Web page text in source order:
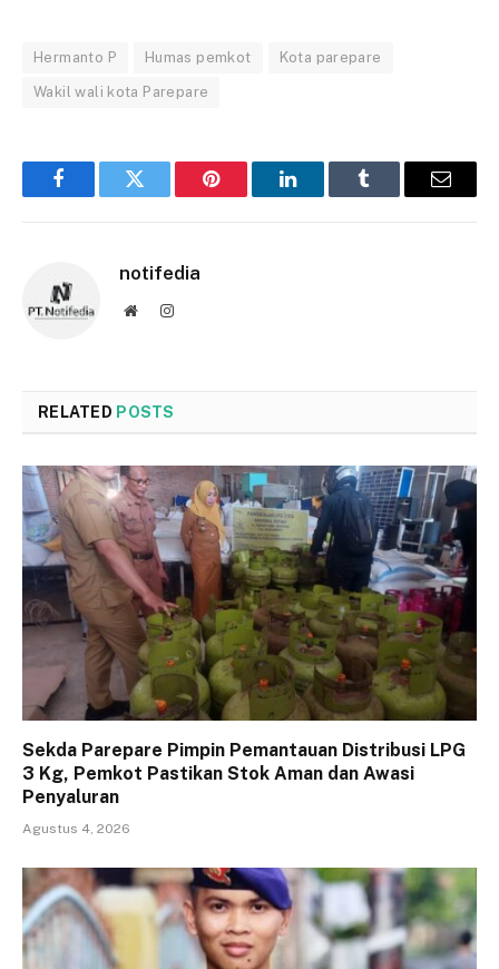
Hermanto P Humas pemkot Kota parepare
Wakil wali kota Parepare
FacebookTwitter Pinterest LinkedInTumblr Email
notifedia
WebsiteInstagram
RELATED POSTS
Sekda Parepare Pimpin Pemantauan Distribusi LPG
3 Kg, Pemkot Pastikan Stok Aman dan Awasi
Penyaluran
Agustus 4, 2026